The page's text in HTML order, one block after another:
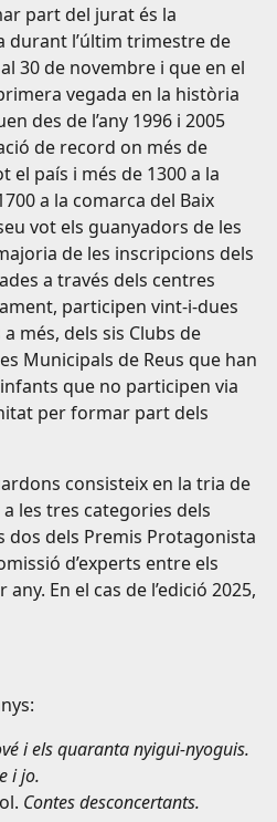
part del jurat és la
durant l’últim trimestre de
30 de novembre i que en el
vegada en la història
des de l’any 1996 i 2005
de record on més de
el país i més de 1300 a la
a la comarca del Baix
vot els guanyadors de les
de les inscripcions dels
a través dels centres
participen vint-i-dues
més, dels sis Clubs de
Municipals de Reus que han
infants que no participen via
per formar part dels
consisteix en la tria de
les tres categories dels
dos dels Premis Protagonista
d’experts entre els
En el cas de l’edició 2025,
i els quaranta nyigui-nyoguis.
i jo.
Contes desconcertants.